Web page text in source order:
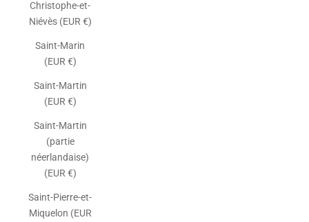
Christophe-et-
Niévès (EUR €)
Saint-Marin
(EUR €)
Saint-Martin
(EUR €)
Saint-Martin
(partie
néerlandaise)
(EUR €)
Saint-Pierre-et-
Miquelon (EUR